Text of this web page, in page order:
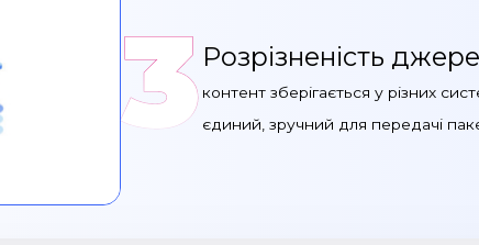
3 Розрізненість
контент зберігається у різних
єдиний, зручний для передачі